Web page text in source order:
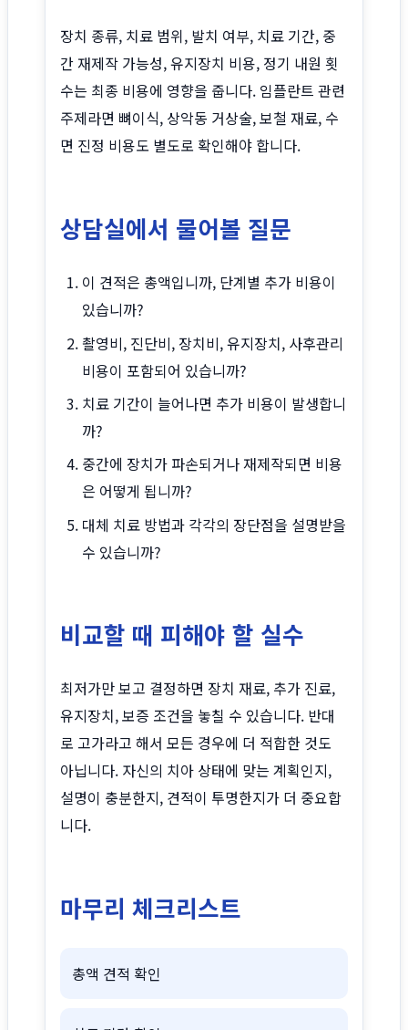
장치 종류, 치료 범위, 발치 여부, 치료 기간, 중
간 재제작 가능성, 유지장치 비용, 정기 내원 횟
수는 최종 비용에 영향을 줍니다. 임플란트 관련
주제라면 뼈이식, 상악동 거상술, 보철 재료, 수
면 진정 비용도 별도로 확인해야 합니다.
상담실에서 물어볼 질문
이 견적은 총액입니까, 단계별 추가 비용이
있습니까?
촬영비, 진단비, 장치비, 유지장치, 사후관리
비용이 포함되어 있습니까?
치료 기간이 늘어나면 추가 비용이 발생합니
까?
중간에 장치가 파손되거나 재제작되면 비용
은 어떻게 됩니까?
대체 치료 방법과 각각의 장단점을 설명받을
수 있습니까?
비교할 때 피해야 할 실수
최저가만 보고 결정하면 장치 재료, 추가 진료,
유지장치, 보증 조건을 놓칠 수 있습니다. 반대
로 고가라고 해서 모든 경우에 더 적합한 것도
아닙니다. 자신의 치아 상태에 맞는 계획인지,
설명이 충분한지, 견적이 투명한지가 더 중요합
니다.
마무리 체크리스트
총액 견적 확인